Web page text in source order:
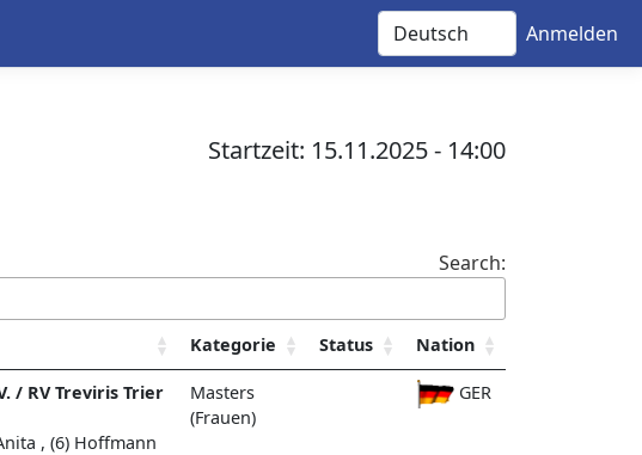
Anmelden
Startzeit: 15.11.2025 - 14:00
Search:
Kategorie Status Nation
/ RV Treviris Trier
, (6) Hoffmann
Masters
(Frauen)
GER